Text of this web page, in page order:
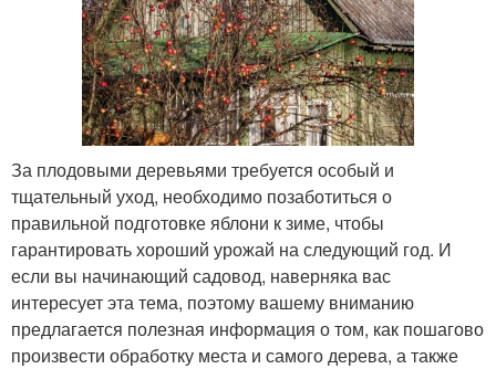
За плодовыми деревьями требуется особый и
тщательный уход, необходимо позаботиться о
правильной подготовке яблони к зиме, чтобы
гарантировать хороший урожай на следующий год. И
если вы начинающий садовод, наверняка вас
интересует эта тема, поэтому вашему вниманию
предлагается полезная информация о том, как пошагово
произвести обработку места и самого дерева, а также